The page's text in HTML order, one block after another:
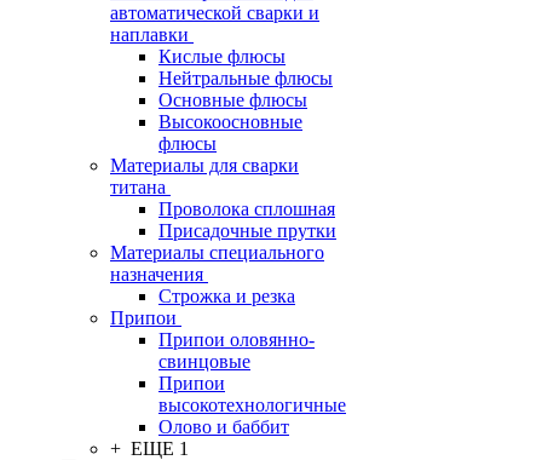
автоматической сварки и
наплавки
Кислые флюсы
Нейтральные флюсы
Основные флюсы
Высокоосновные
флюсы
Материалы для сварки
титана
Проволока сплошная
Присадочные прутки
Материалы специального
назначения
Строжка и резка
Припои
Припои оловянно-
свинцовые
Припои
высокотехнологичные
Олово и баббит
+ ЕЩЕ 1